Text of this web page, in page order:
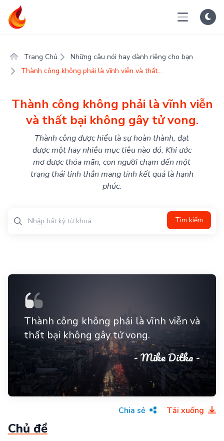
Trang Chủ
Những câu nói hay dành riêng cho bạn
Thành công không phải là vĩnh viễn và thất...
Thành công không phải là vĩnh viễn
và thất bại không gây tử vong.
Thành công được hiểu là sự hoàn thành, đạt
được một hay nhiều mục tiêu nào đó. Khi ước
mơ được thỏa mãn, con người chạm đến một
trạng thái tinh thần mang tính kết quả là hạnh
phúc.
Tìm kiếm
Thành công không phải là vĩnh viễn và
thất bại không gây tử vong.
- Mike Ditka -
Chia sẻ Tải xuống
Chủ đề